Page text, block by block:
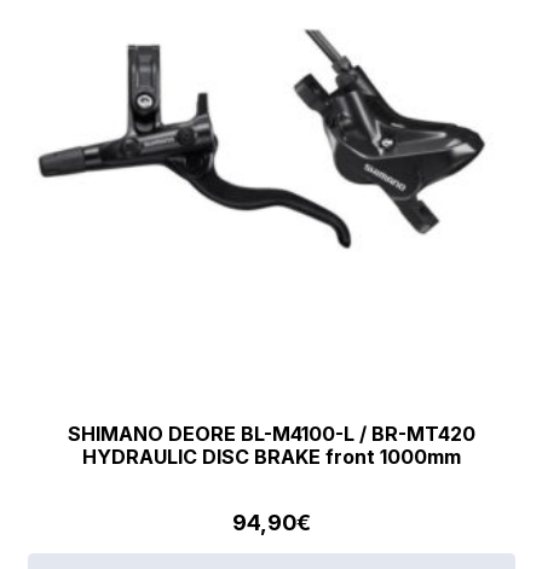
SHIMANO DEORE BL-M4100-L / BR-MT420
HYDRAULIC DISC BRAKE front 1000mm
94,90€